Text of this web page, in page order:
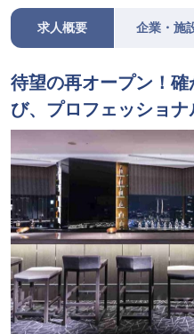
求人概要 企業・施
待望の再オープン！
び、プロフェッショナ